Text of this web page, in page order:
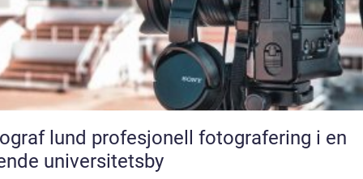
profesjonell fotografering i en
universitetsby